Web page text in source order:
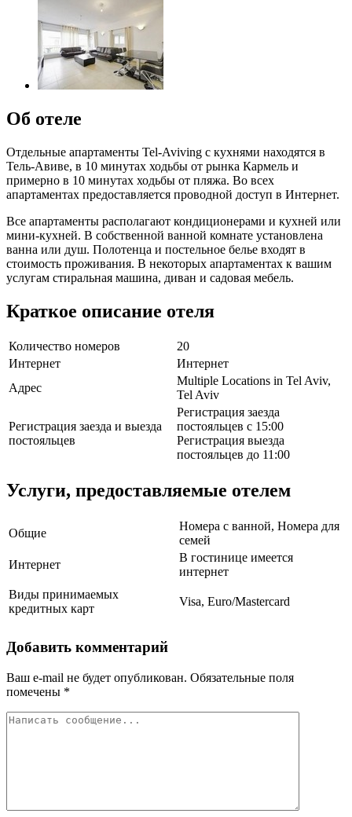
Об отеле
Отдельные апартаменты Tel-Aviving с кухнями находятся в
Тель-Авиве, в 10 минутах ходьбы от рынка Кармель и
примерно в 10 минутах ходьбы от пляжа. Во всех
апартаментах предоставляется проводной доступ в Интернет.
Все апартаменты располагают кондиционерами и кухней или
мини-кухней. В собственной ванной комнате установлена
ванна или душ. Полотенца и постельное белье входят в
стоимость проживания. В некоторых апартаментах к вашим
услугам стиральная машина, диван и садовая мебель.
Краткое описание отеля
Количество номеров
20
Интернет
Интернет
Адрес
Multiple Locations in Tel Aviv,
Tel Aviv
Регистрация заезда и выезда
постояльцев
Регистрация заезда
постояльцев с 15:00
Регистрация выезда
постояльцев до 11:00
Услуги, предоставляемые отелем
Общие
Номера с ванной, Номера для
семей
Интернет
В гостинице имеется
интернет
Виды принимаемых
кредитных карт
Visa, Euro/Mastercard
Добавить комментарий
Ваш e-mail не будет опубликован. Обязательные поля
помечены *